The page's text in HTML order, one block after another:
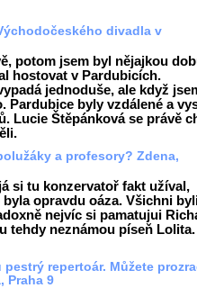
divadla v
potom jsem byl nějajkou
hostovat v Pardubicích.
jednoduše, ale když
Pardubice byly vzdálené a
Lucie Štěpánková se právě
a profesory? Zdena,
si tu konzervatoř fakt užíval,
opravdu oáza. Všichni
nejvíc si pamatujui
tehdy neznámou píseň Lolita.
repertoár. Můžete
Praha 9